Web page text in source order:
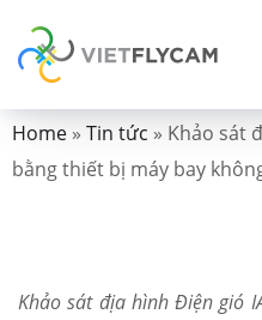
Home » Tin tức » Khảo sát
bằng thiết bị máy bay
Khảo sát địa hình Điện gió